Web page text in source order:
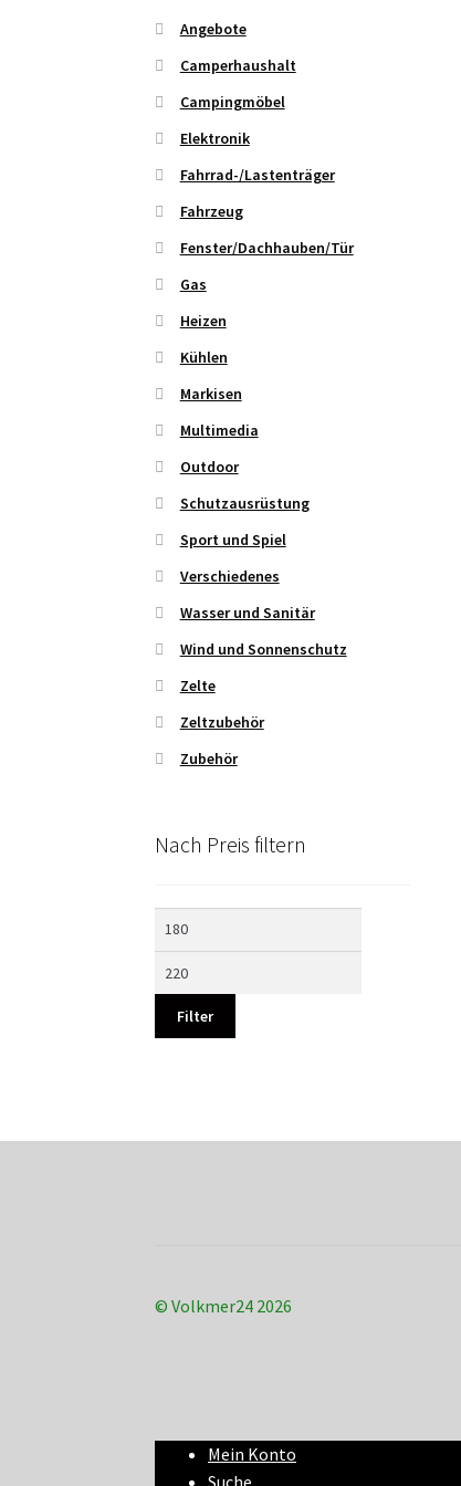
Angebote
Camperhaushalt
Campingmöbel
Elektronik
Fahrrad-/Lastenträger
Fahrzeug
Fenster/Dachhauben/Tür
Gas
Heizen
Kühlen
Markisen
Multimedia
Outdoor
Schutzausrüstung
Sport und Spiel
Verschiedenes
Wasser und Sanitär
Wind und Sonnenschutz
Zelte
Zeltzubehör
Zubehör
Nach Preis filtern
Filter
© Volkmer24 2026
Mein Konto